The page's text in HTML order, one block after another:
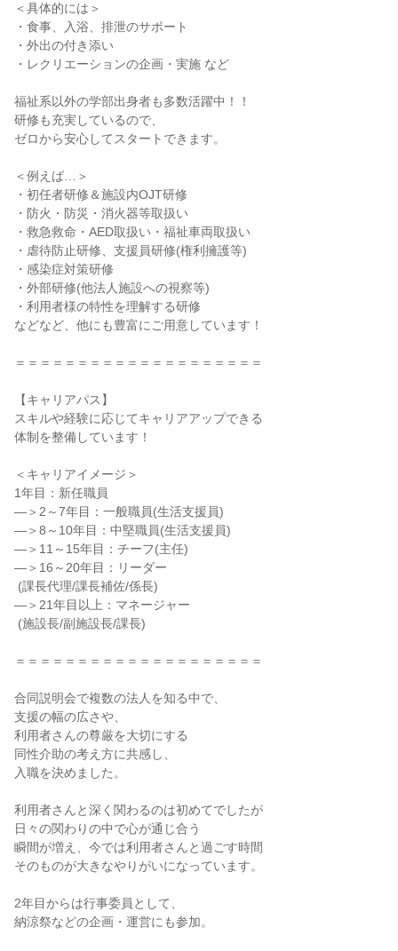
＜具体的には＞
・食事、入浴、排泄のサポート
・外出の付き添い
・レクリエーションの企画・実施 など
福祉系以外の学部出身者も多数活躍中！！
研修も充実しているので、
ゼロから安心してスタートできます。
＜例えば…＞
・初任者研修＆施設内OJT研修
・防火・防災・消火器等取扱い
・救急救命・AED取扱い・福祉車両取扱い
・虐待防止研修、支援員研修(権利擁護等)
・感染症対策研修
・外部研修(他法人施設への視察等)
・利用者様の特性を理解する研修
などなど、他にも豊富にご用意しています！
＝＝＝＝＝＝＝＝＝＝＝＝＝＝＝＝＝＝＝＝
【キャリアパス】
スキルや経験に応じてキャリアアップできる
体制を整備しています！
＜キャリアイメージ＞
1年目：新任職員
―＞2～7年目：一般職員(生活支援員)
―＞8～10年目：中堅職員(生活支援員)
―＞11～15年目：チーフ(主任)
―＞16～20年目：リーダー
―＞21年目以上：マネージャー
＝＝＝＝＝＝＝＝＝＝＝＝＝＝＝＝＝＝＝＝
合同説明会で複数の法人を知る中で、
支援の幅の広さや、
利用者さんの尊厳を大切にする
同性介助の考え方に共感し、
入職を決めました。
利用者さんと深く関わるのは初めてでしたが
日々の関わりの中で心が通じ合う
瞬間が増え、今では利用者さんと過ごす時間
そのものが大きなやりがいになっています。
2年目からは行事委員として、
納涼祭などの企画・運営にも参加。